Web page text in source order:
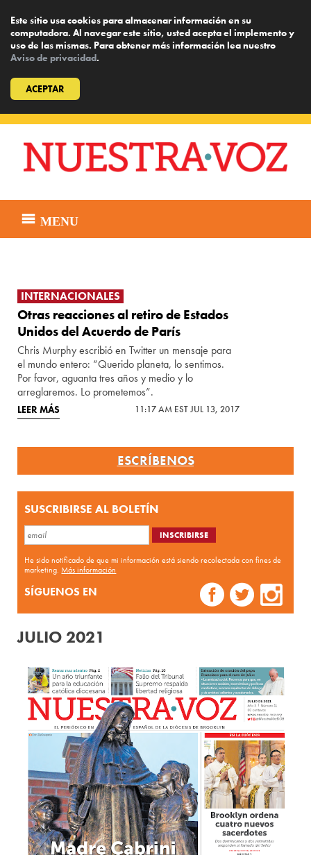
Este sitio usa cookies para almacenar información en su
computadora. Al navegar este sitio, usted acepta el implemento y
uso de las mismas. Para obtener más información lea nuestro
Aviso de privacidad.
ACEPTAR
content
MENU
INTERNACIONALES
Otras reacciones al retiro de Estados
Unidos del Acuerdo de París
Chris Murphy escribió en Twitter un mensaje para
el mundo entero: “Querido planeta, lo sentimos.
Por favor, aguanta tres años y medio y lo
arreglaremos. Lo prometemos”.
LEER MÁS 11:17 AM EST JUL 13, 2017
ESCRÍBENOS
SUSCRIBIRSE AL BOLETÍN
He sido notificado de que mi información está siendo recolectada con fines de
marketing.Más información
SÍGUENOS EN
JULIO 2021